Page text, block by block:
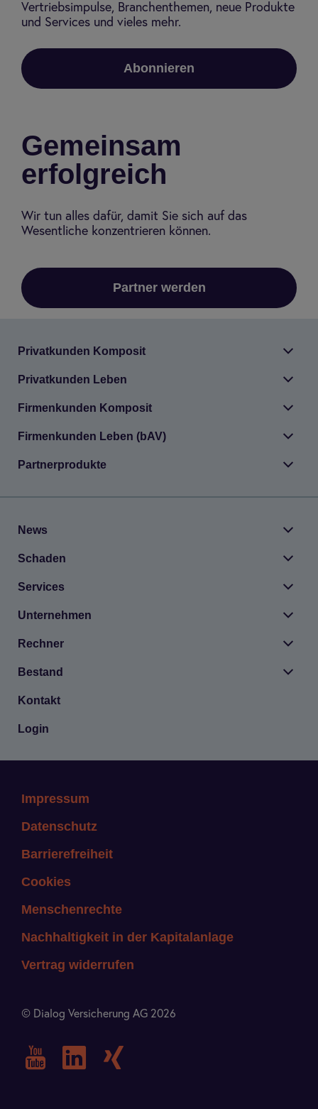
Vertriebsimpulse, Branchenthemen, neue Produkte
und Services und vieles mehr.
Abonnieren
Gemeinsam
erfolgreich
Wir tun alles dafür, damit Sie sich auf das
Wesentliche konzentrieren können.
Partner werden
Pri­vat­kun­den Kom­po­sit
Pri­vat­kun­den Leben
Fir­men­kun­den Kom­po­sit
Fir­men­kun­den Leben (bAV)
Part­ner­pro­dukte
News
Scha­den
Ser­vices
Unter­neh­men
Rech­ner
Bestand
Kon­takt
Login
Impressum
Datenschutz
Barrierefreiheit
Cookies
Menschenrechte
Nachhaltigkeit in der Kapitalanlage
Vertrag widerrufen
© Dialog Versicherung AG 2026